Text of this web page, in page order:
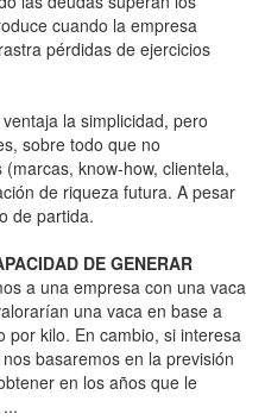
cuando la empresa
pérdidas de ejercicios
la simplicidad, pero
sobre todo que no
know-how, clientela,
de riqueza futura. A pesar
de partida.
DE GENERAR
a una empresa con una vaca
una vaca en base a
por kilo. En cambio, si interesa
basaremos en la previsión
en los años que le